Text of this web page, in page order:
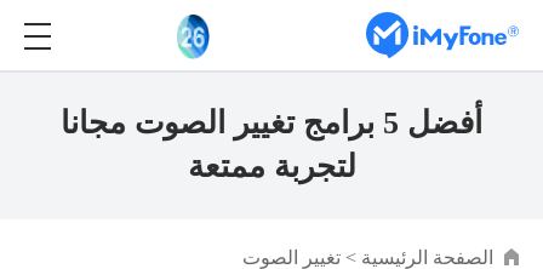
أفضل 5 برامج تغيير الصوت مجانا
لتجربة ممتعة
الصفحة الرئيسية > تغيير الصوت